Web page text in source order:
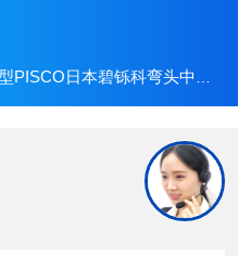
日本碧铄科弯头中村供应JSC180-M3AL